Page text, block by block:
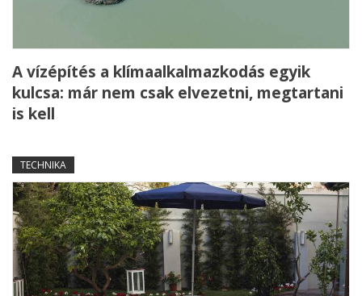
A vízépítés a klímaalkalmazkodás egyik
kulcsa: már nem csak elvezetni, megtartani
is kell
TECHNIKA